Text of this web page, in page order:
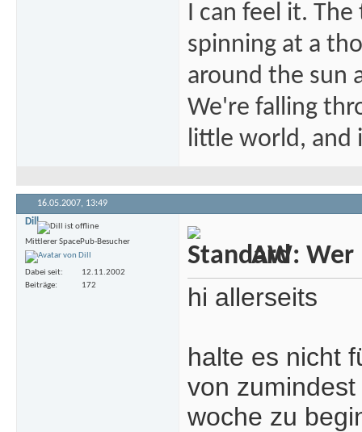
I can feel it.
spinning at a
around the sun
We're falling
little world, and
16.05.2007, 13:49
Dill
Mittlerer SpacePub-Besucher
Dabei seit
12.11.2002
Beiträge
172
AW: Wer
hi allerseits
halte es nicht
von
woche zu